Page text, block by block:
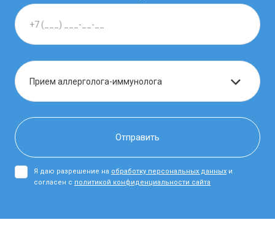
Я даю разрешение на обработку персональных данных и
согласен с политикой конфиденциальности сайта